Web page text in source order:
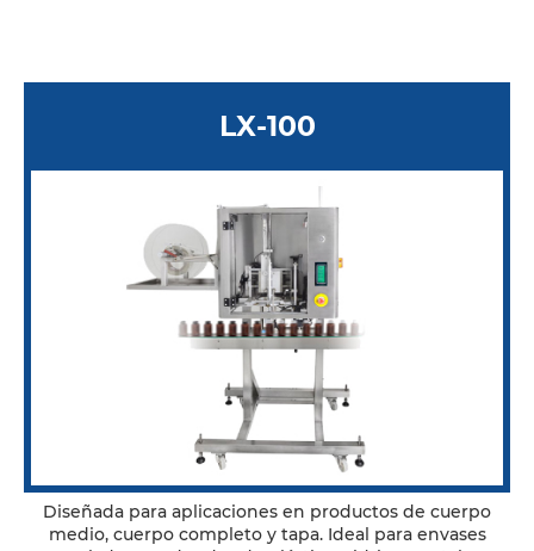
LX-100
Diseñada para aplicaciones en productos de cuerpo
medio, cuerpo completo y tapa. Ideal para envases